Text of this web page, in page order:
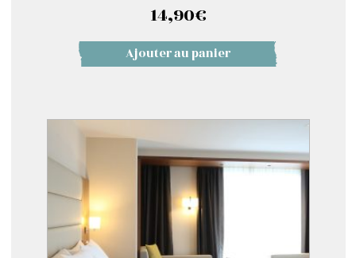
14,90€
Ajouter au panier